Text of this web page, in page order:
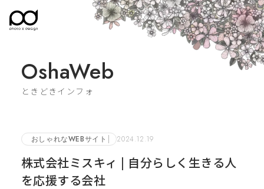
OshaWeb
ときどきインフォ
おしゃれなWEBサイト 2024.12.19
株式会社ミスキィ | 自分らしく生きる人
を応援する会社